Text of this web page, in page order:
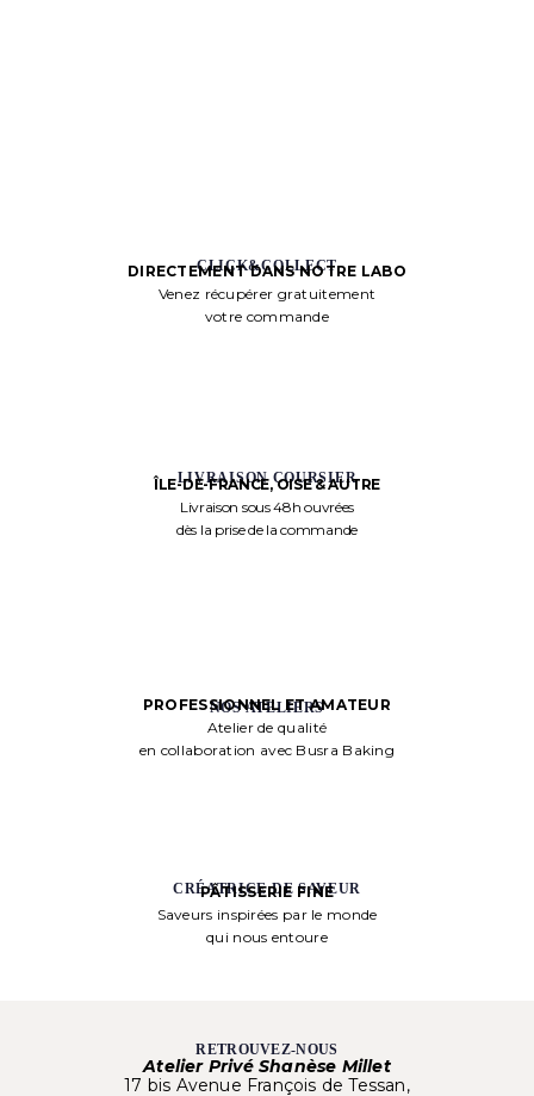
CLICK&COLLECT
DIRECTEMENT DANS NOTRE LABO
Venez récupérer gratuitement
votre commande
LIVRAISON COURSIER
ÎLE-DE-FRANCE, OISE & AUTRE
Livraison sous 48h ouvrées
dès la prise de la commande
NOS ATELIERS
PROFESSIONNEL ET AMATEUR
Atelier de qualité
en collaboration avec Busra Baking
CRÉATRICE DE SAVEUR
PÂTISSERIE FINE
Saveurs inspirées par le monde
qui nous entoure
RETROUVEZ-NOUS
Atelier Privé Shanèse Millet
17 bis Avenue François de Tessan,